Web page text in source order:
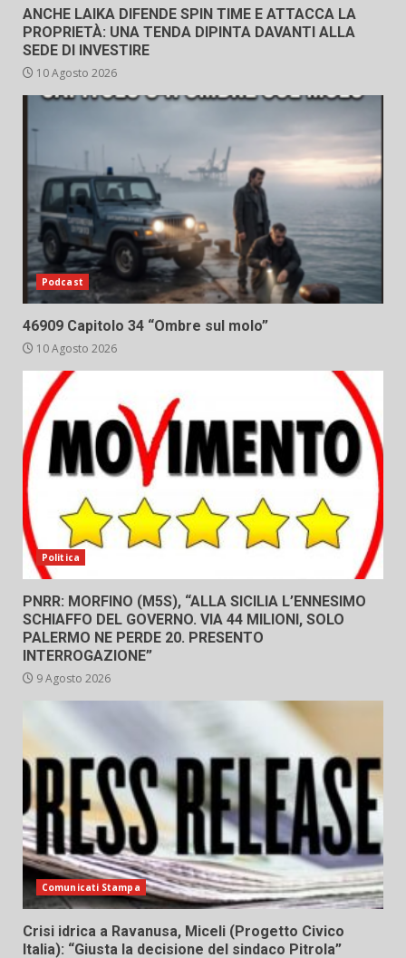
ANCHE LAIKA DIFENDE SPIN TIME E ATTACCA LA
PROPRIETÀ: UNA TENDA DIPINTA DAVANTI ALLA
SEDE DI INVESTIRE
10 Agosto 2026
Podcast
46909 Capitolo 34 “Ombre sul molo”
10 Agosto 2026
Politica
PNRR: MORFINO (M5S), “ALLA SICILIA L’ENNESIMO
SCHIAFFO DEL GOVERNO. VIA 44 MILIONI, SOLO
PALERMO NE PERDE 20. PRESENTO
INTERROGAZIONE”
9 Agosto 2026
Comunicati Stampa
Crisi idrica a Ravanusa, Miceli (Progetto Civico
Italia): “Giusta la decisione del sindaco Pitrola”